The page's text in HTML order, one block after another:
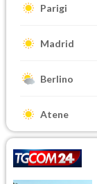
Parigi
Madrid
Berlino
Atene